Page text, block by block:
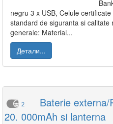
negru 3 x USB, Celule
standard de siguranta si calitate
generale: Material...
Детали...
2
Baterie
20. 000mAh si lanterna